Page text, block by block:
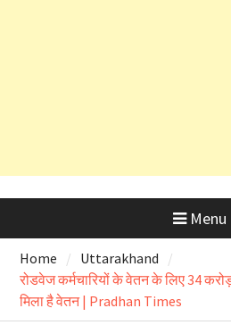
Menu
Home
Uttarakhand
रोडवेज कर्मचारियों के वेतन के लिए 34
मिला है वेतन | Pradhan Times